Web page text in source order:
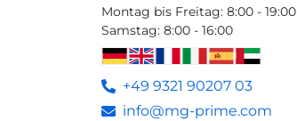
Montag bis Freitag: 8:00 - 19:00
Samstag: 8:00 - 16:00
+49 9321 90207 03
info@mg-prime.com